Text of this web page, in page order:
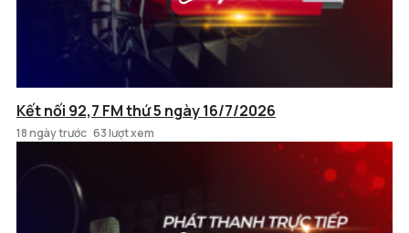
Kết nối 92,7 FM thứ 5 ngày 16/7/2026
18 ngày trước 63 lượt xem